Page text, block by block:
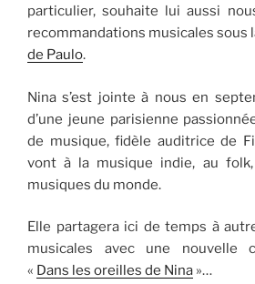
particulier, souhaite lui aussi
recommandations musicales sous
de Paulo.
Nina s’est jointe à nous en
d’une jeune parisienne
de musique, fidèle auditrice de
vont à la musique indie, au
musiques du monde.
Elle partagera ici de temps à
musicales avec une nouvelle
« Dans les oreilles de Nina »…